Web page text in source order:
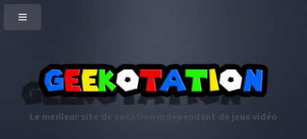
Le meilleur site de cotation indépendant de jeux vidéo